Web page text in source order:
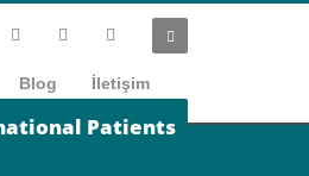
Blog İletişim
Patients